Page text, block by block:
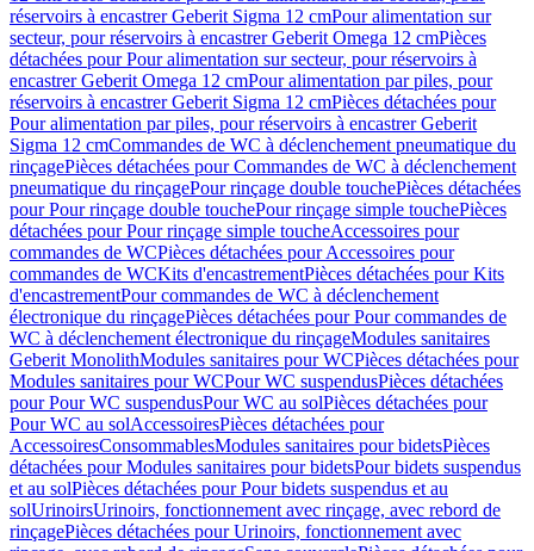
réservoirs à encastrer Geberit Sigma 12 cmPour alimentation sur
secteur, pour réservoirs à encastrer Geberit Omega 12 cmPièces
détachées pour Pour alimentation sur secteur, pour réservoirs à
encastrer Geberit Omega 12 cmPour alimentation par piles, pour
réservoirs à encastrer Geberit Sigma 12 cmPièces détachées pour
Pour alimentation par piles, pour réservoirs à encastrer Geberit
Sigma 12 cmCommandes de WC à déclenchement pneumatique du
rinçagePièces détachées pour Commandes de WC à déclenchement
pneumatique du rinçagePour rinçage double touchePièces détachées
pour Pour rinçage double touchePour rinçage simple touchePièces
détachées pour Pour rinçage simple toucheAccessoires pour
commandes de WCPièces détachées pour Accessoires pour
commandes de WCKits d'encastrementPièces détachées pour Kits
d'encastrementPour commandes de WC à déclenchement
électronique du rinçagePièces détachées pour Pour commandes de
WC à déclenchement électronique du rinçageModules sanitaires
Geberit MonolithModules sanitaires pour WCPièces détachées pour
Modules sanitaires pour WCPour WC suspendusPièces détachées
pour Pour WC suspendusPour WC au solPièces détachées pour
Pour WC au solAccessoiresPièces détachées pour
AccessoiresConsommablesModules sanitaires pour bidetsPièces
détachées pour Modules sanitaires pour bidetsPour bidets suspendus
et au solPièces détachées pour Pour bidets suspendus et au
solUrinoirsUrinoirs, fonctionnement avec rinçage, avec rebord de
rinçagePièces détachées pour Urinoirs, fonctionnement avec